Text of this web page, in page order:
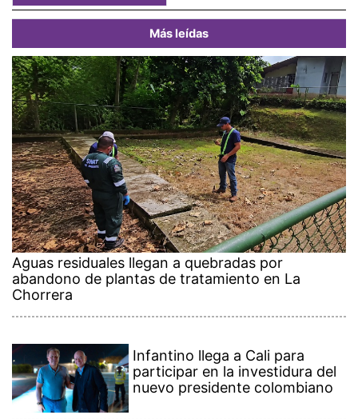
Más leídas
Aguas residuales llegan a quebradas por
abandono de plantas de tratamiento en La
Chorrera
Infantino llega a Cali para
participar en la investidura del
nuevo presidente colombiano